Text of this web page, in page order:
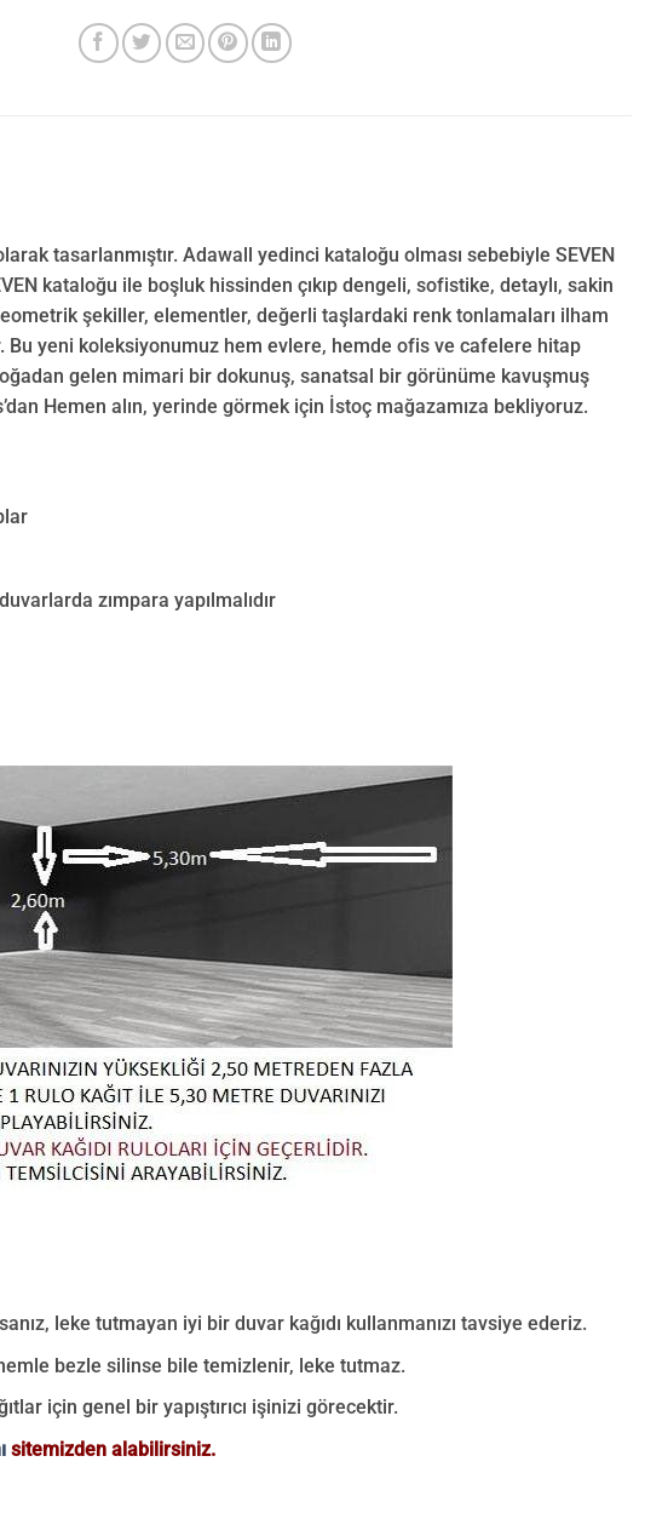
tasarlanmıştır. Adawall yedinci kataloğu olması sebebiyle SEVEN
kataloğu ile boşluk hissinden çıkıp dengeli, sofistike, detaylı, sakin
şekiller, elementler, değerli taşlardaki renk tonlamaları ilham
Bu yeni koleksiyonumuz hem evlere, hemde ofis ve cafelere hitap
gelen mimari bir dokunuş, sanatsal bir görünüme kavuşmuş
Hemen alın, yerinde görmek için İstoç mağazamıza bekliyoruz.
zımpara yapılmalıdır
leke tutmayan iyi bir duvar kağıdı kullanmanızı tavsiye ederiz.
bezle silinse bile temizlenir, leke tutmaz.
için genel bir yapıştırıcı işinizi görecektir.
sitemizden alabilirsiniz.